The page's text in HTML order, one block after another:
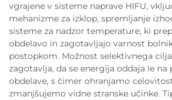
vgrajene v sisteme naprave HIFU,
mehanizme za izklop, spremljanje
sisteme za nadzor temperature, ki
obdelavo in zagotavljajo varnost
postopkom. Možnost selektivnega
zagotavlja, da se energija oddaja le
obdelave, s čimer ohranjamo
zmanjšujemo vidne stranske učinke.